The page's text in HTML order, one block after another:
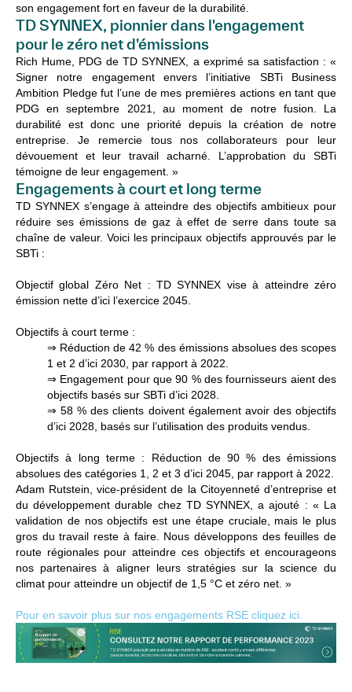
son engagement fort en faveur de la durabilité.
TD SYNNEX, pionnier dans l'engagement
pour le zéro net d'émissions
Rich Hume, PDG de TD SYNNEX, a exprimé sa satisfaction : «
Signer notre engagement envers l’initiative SBTi Business
Ambition Pledge fut l’une de mes premières actions en tant que
PDG en septembre 2021, au moment de notre fusion. La
durabilité est donc une priorité depuis la création de notre
entreprise. Je remercie tous nos collaborateurs pour leur
dévouement et leur travail acharné. L’approbation du SBTi
témoigne de leur engagement. »
Engagements à court et long terme
TD SYNNEX s’engage à atteindre des objectifs ambitieux pour
réduire ses émissions de gaz à effet de serre dans toute sa
chaîne de valeur. Voici les principaux objectifs approuvés par le
SBTi :
Objectif global Zéro Net : TD SYNNEX vise à atteindre zéro
émission nette d’ici l’exercice 2045.
Objectifs à court terme :
⇒ Réduction de 42 % des émissions absolues des scopes
1 et 2 d’ici 2030, par rapport à 2022.
⇒ Engagement pour que 90 % des fournisseurs aient des
objectifs basés sur SBTi d’ici 2028.
⇒ 58 % des clients doivent également avoir des objectifs
d’ici 2028, basés sur l’utilisation des produits vendus.
Objectifs à long terme: Réduction de 90 % des émissions
absolues des catégories 1, 2 et 3 d’ici 2045, par rapport à 2022.
Adam Rutstein, vice-président de la Citoyenneté d’entreprise et
du développement durable chez TD SYNNEX, a ajouté : « La
validation de nos objectifs est une étape cruciale, mais le plus
gros du travail reste à faire. Nous développons des feuilles de
route régionales pour atteindre ces objectifs et encourageons
nos partenaires à aligner leurs stratégies sur la science du
climat pour atteindre un objectif de 1,5 °C et zéro net. »
Pour en savoir plus sur nos engagements RSE cliquez ici.